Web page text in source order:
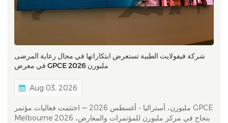
شركة فيفولايت الطبية تستعرض ابتكاراتها في مجال رعاية المرضى
في معرض GPCE ملبورن 2026
Aug 03, 2026
ملبورن، أستراليا - أغسطس 2026 — اختتمت فعاليات مؤتمر GPCE
Melbourne 2026 بنجاح في مركز ملبورن للمؤتمرات والمعارض،